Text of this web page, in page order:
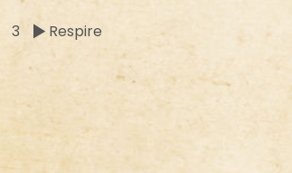
3 Respire